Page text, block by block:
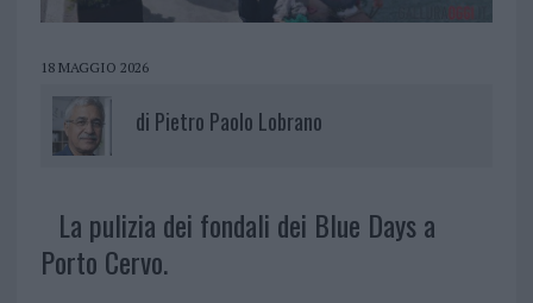
18 MAGGIO 2026
di Pietro Paolo Lobrano
La pulizia dei fondali dei Blue Days a
Porto Cervo.